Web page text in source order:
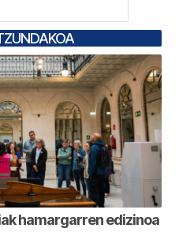
hamargarren edizinoa